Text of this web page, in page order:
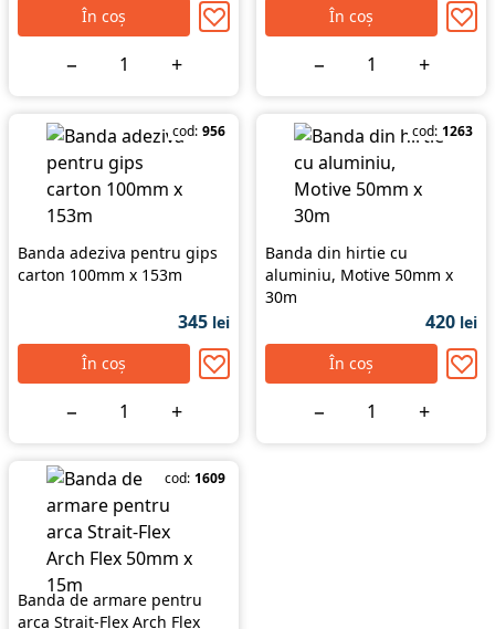
În coș
− +
În coș
− +
cod: 956
Banda adeziva pentru gips
carton 100mm x 153m
345 lei
În coș
− +
cod: 1263
Banda din hirtie cu
aluminiu, Motive 50mm x
30m
420 lei
În coș
− +
cod: 1609
Banda de armare pentru
arca Strait-Flex Arch Flex